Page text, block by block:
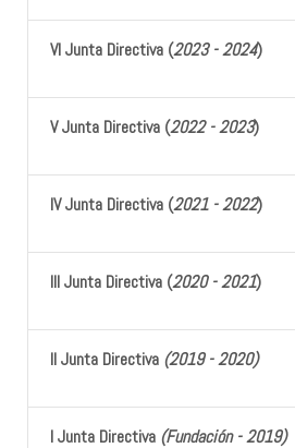
VI Junta Directiva (2023 - 2024)
V Junta Directiva (2022 - 2023)
IV Junta Directiva (2021 - 2022)
III Junta Directiva (2020 - 2021)
II Junta Directiva (2019 - 2020)
I Junta Directiva (Fundación - 2019)